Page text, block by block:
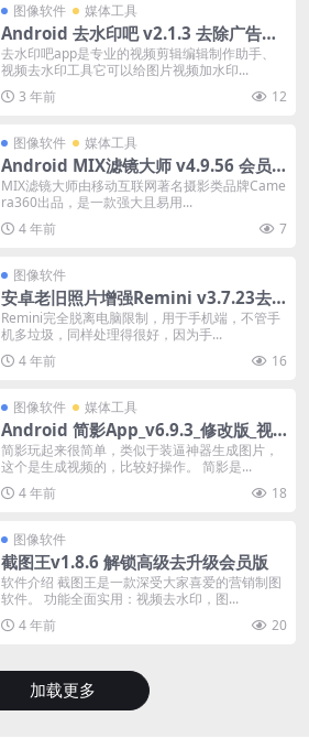
图像软件 媒体工具
Android 去水印吧 v2.1.3 去除广告会
员修改版
去水印吧app是专业的视频剪辑编辑制作助手、
视频去水印工具它可以给图片视频加水印...
3 年前
12
图像软件 媒体工具
Android MIX滤镜大师 v4.9.56 会员
修改版
MIX滤镜大师由移动互联网著名摄影类品牌Came
ra360出品，是一款强大且易用...
4 年前
7
图像软件
安卓老旧照片增强Remini v3.7.23去
广告增强版
Remini完全脱离电脑限制，用于手机端，不管手
机多垃圾，同样处理得很好，因为手...
4 年前
16
图像软件 媒体工具
Android 简影App_v6.9.3_修改版_视
频生成神器
简影玩起来很简单，类似于装逼神器生成图片，
这个是生成视频的，比较好操作。 简影是...
4 年前
18
图像软件
截图王v1.8.6 解锁高级去升级会员版
软件介绍 截图王是一款深受大家喜爱的营销制图
软件。 功能全面实用：视频去水印，图...
4 年前
20
加载更多